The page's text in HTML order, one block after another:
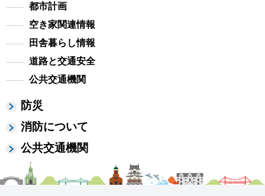
都市計画
空き家関連情報
田舎暮らし情報
道路と交通安全
公共交通機関
防災
消防について
公共交通機関